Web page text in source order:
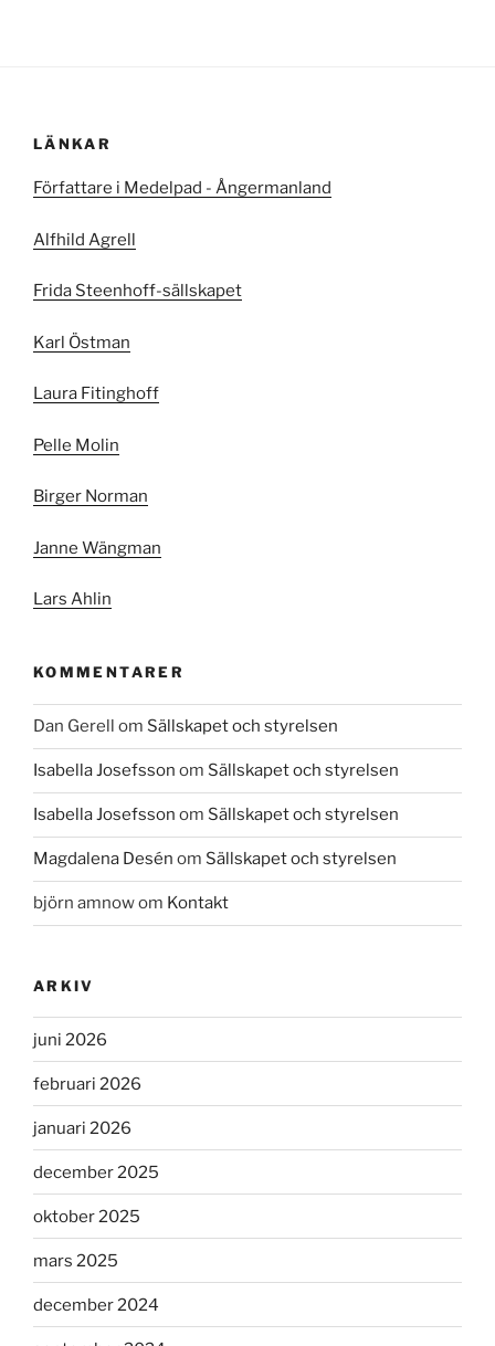
LÄNKAR
Författare i Medelpad - Ångermanland
Alfhild Agrell
Frida Steenhoff-sällskapet
Karl Östman
Laura Fitinghoff
Pelle Molin
Birger Norman
Janne Wängman
Lars Ahlin
KOMMENTARER
Dan Gerell om Sällskapet och styrelsen
Isabella Josefsson om Sällskapet och styrelsen
Isabella Josefsson om Sällskapet och styrelsen
Magdalena Desén om Sällskapet och styrelsen
björn amnowom Kontakt
ARKIV
juni 2026
februari 2026
januari 2026
december 2025
oktober 2025
mars 2025
december 2024